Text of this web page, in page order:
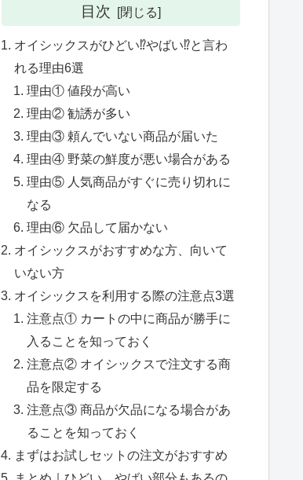
目次
オイシックスがひどい⁉やばい⁉と言わ
れる理由6選
理由① 値段が高い
理由② 勧誘が多い
理由③ 頼んでいない商品が届いた
理由④ 野菜の鮮度が悪い場合がある
理由⑤ 人気商品がすぐに売り切れに
なる
理由⑥ 欠品して届かない
オイシックスがおすすめな方、向いて
いない方
オイシックスを利用する際の注意点3選
注意点① カートの中に商品が勝手に
入ることを知っておく
注意点② オイシックスで注文する商
品を限定する
注意点③ 商品が欠品になる場合があ
ることを知っておく
まずはお試しセットの注文がおすすめ